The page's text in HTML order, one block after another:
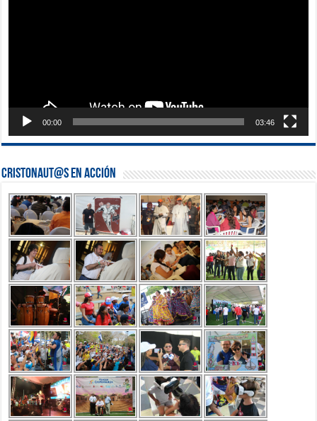
00:00 03:46
Cristonaut@s en Acción